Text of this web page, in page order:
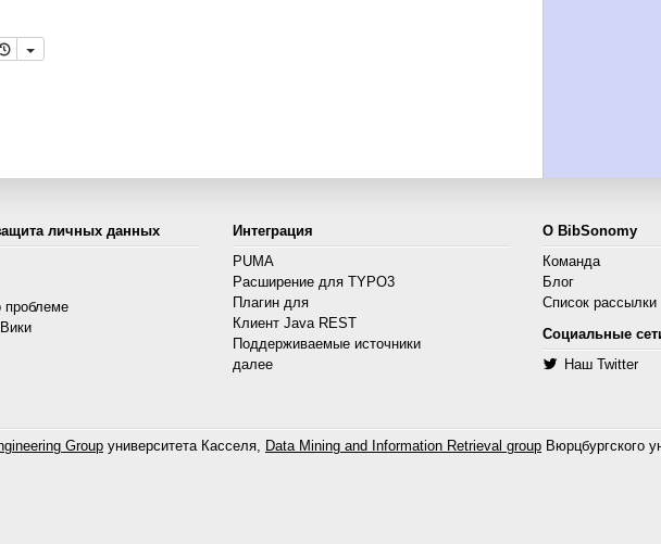
личных данных
проблеме
Интеграция
PUMA
Расширение для TYPO3
Плагин для
Клиент Java REST
Поддерживаемые источники
далее
О BibSonomy
Команда
Блог
Список рассылки
Социальные
Наш Twitter
Group университета Касселя, Data Mining and Information Retrieval group Вюрцбургского